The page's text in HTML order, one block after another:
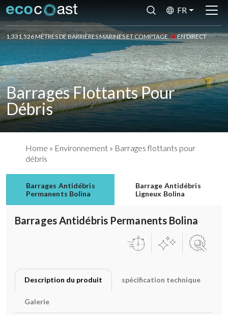
FR
1,331,526 MÈTRES DE BARRIÈRES MARINES ET COMPTAGE EN DIRECT
Barrages Flottants Pour
Débris
Home » Environnement » Barrages flottants pour
débris
Barrages Antidébris
Permanents Bolina
Barrage Antidébris
Ligneux Bolina
Barrages Antidébris Permanents Bolina
Description du produit spécification technique
Galerie